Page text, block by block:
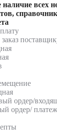
наличие всех
ордер/
ордер/